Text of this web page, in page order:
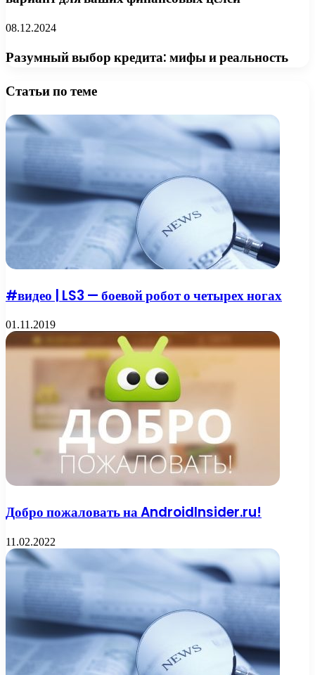
08.12.2024
Разумный выбор кредита: мифы и реальность
Статьи по теме
#видео | LS3 — боевой робот о четырех ногах
01.11.2019
Добро пожаловать на AndroidInsider.ru!
11.02.2022